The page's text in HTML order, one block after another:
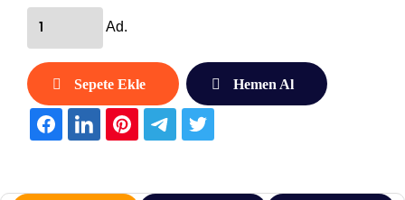
Ad.
Sepete Ekle Hemen Al